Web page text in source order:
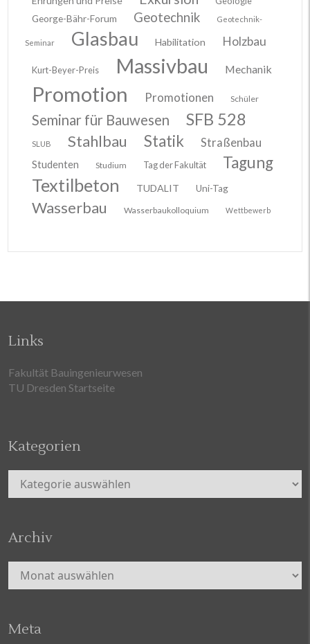
George-Bähr-Forum
Geotechnik Geotechnik-
Seminar Glasbau Habilitation Holzbau
Kurt-Beyer-Preis Massivbau Mechanik
Promotion Promotionen Schüler
Seminar für Bauwesen SFB 528
SLUB Stahlbau Statik Straßenbau
Studenten Studium Tag der Fakultät Tagung
Textilbeton TUDALIT Uni-Tag
Wasserbau Wasserbaukolloquium Wettbewerb
Links
Fakultät Bauingenieurwesen
TU Dresden Startseite
Kategorien
Kategorien
Archiv
Archiv
Meta